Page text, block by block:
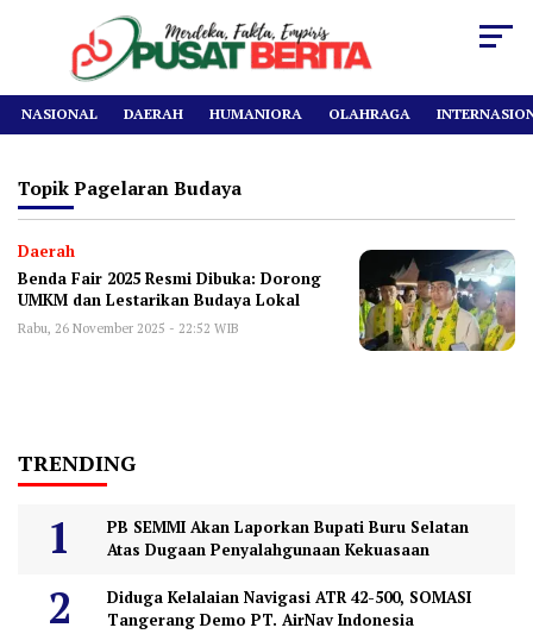
NASIONAL DAERAH HUMANIORA OLAHRAGA
Topik Pagelaran Budaya
Daerah
Benda Fair 2025 Resmi Dibuka: Dorong
UMKM dan Lestarikan Budaya Lokal
Rabu, 26 November 2025 - 22:52 WIB
TRENDING
PB SEMMI Akan Laporkan Bupati Buru Selatan
Atas Dugaan Penyalahgunaan Kekuasaan
Diduga Kelalaian Navigasi ATR 42-500, SOMASI
Tangerang Demo PT. AirNav Indonesia